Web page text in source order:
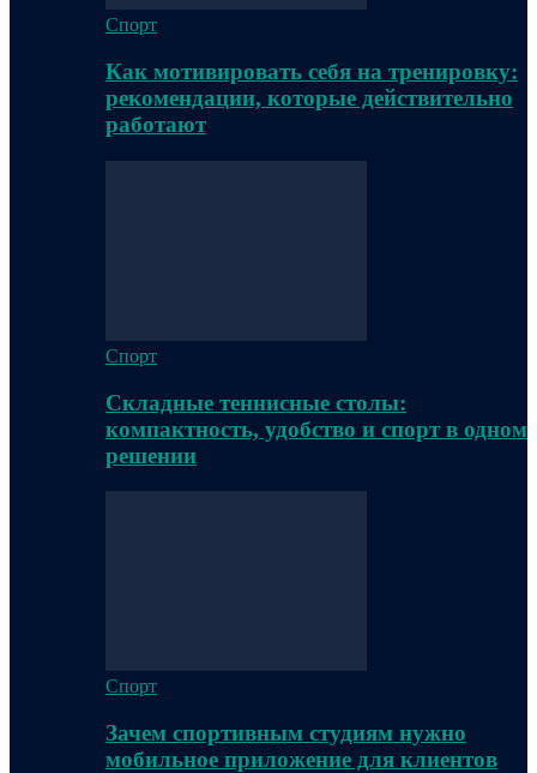
Спорт
Как мотивировать себя на тренировку:
рекомендации, которые действительно
работают
Спорт
Складные теннисные столы:
компактность, удобство и спорт в одном
решении
Спорт
Зачем спортивным студиям нужно
мобильное приложение для клиентов